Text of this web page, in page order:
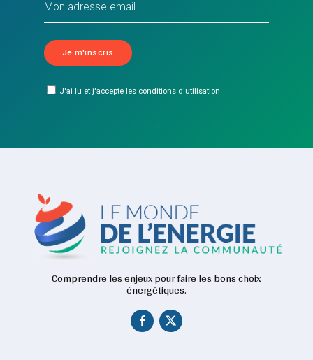
J'ai lu et j'accepte les conditions d'utilisation
Comprendre les enjeux pour faire les bons choix
énergétiques.